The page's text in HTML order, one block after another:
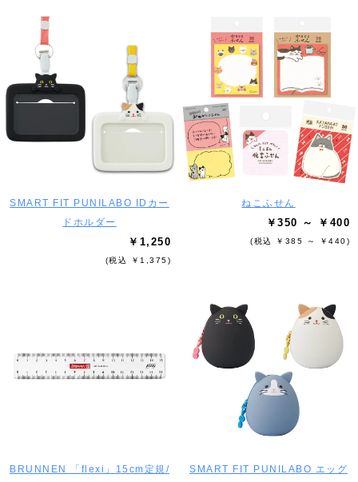
SMART FIT PUNILABO IDカー
ドホルダー
￥1,250
(税込 ￥1,375)
ねこふせん
￥350 ～ ￥400
(税込 ￥385 ～ ￥440)
BRUNNEN 「flexi」15cm定規/ SMART FIT PUNILABO エッグ